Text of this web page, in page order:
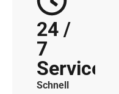
24 /
7
Service
Schnell